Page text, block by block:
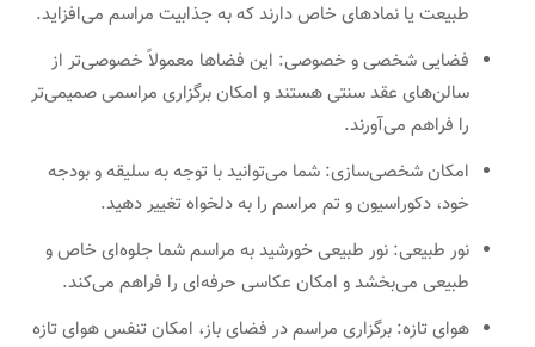
طبیعت یا نمادهای خاص دارند که به جذابیت مراسم می‌افزاید.
فضایی شخصی و خصوصی: این فضاها معمولاً خصوصی‌تر از
سالن‌های عقد سنتی هستند و امکان برگزاری مراسمی صمیمی‌تر
را فراهم می‌آورند.
امکان شخصی‌سازی: شما می‌توانید با توجه به سلیقه و بودجه
خود، دکوراسیون و تم مراسم را به دلخواه تغییر دهید.
نور طبیعی: نور طبیعی خورشید به مراسم شما جلوه‌ای خاص و
طبیعی می‌بخشد و امکان عکاسی حرفه‌ای را فراهم می‌کند.
هوای تازه: برگزاری مراسم در فضای باز، امکان تنفس هوای تازه